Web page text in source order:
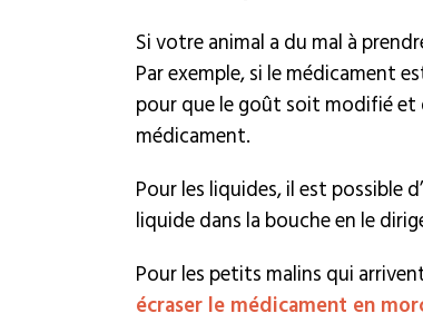
Si votre animal a du mal à
Par exemple, si le médicament
pour que le goût soit modifié et
médicament.
Pour les liquides, il est possible
liquide dans la bouche en le
Pour les petits malins qui
écraser le médicament en